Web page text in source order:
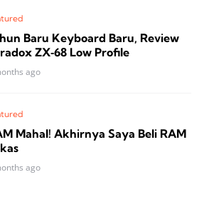
Baru Keyboard Baru, Review
ZX‑68 Low Profile
ago
Mahal! Akhirnya Saya Beli RAM
ago